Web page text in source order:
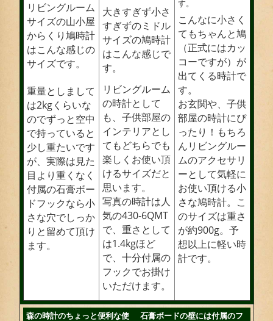
リビングルーム
サイズの山小屋
からくり鳩時計
はこんな感じの
サイズです。
重量としまして
は2kgくらいな
のでずっと空中
で持っていると
少し重たいです
が、実際は見た
目より重くなく
付属の石膏ボー
ドフックなら小
さな穴でしっか
りと留めて頂け
ます。
大きすぎず小さ
すぎずのミドル
サイズの鳩時計
はこんな感じで
す。
リビングルーム
の時計として
も、子供部屋の
インテリアとし
てもどちらでも
楽しくお使い頂
けるサイズだと
思います。
写真の時計は人
気の430-6QMT
で、重さとして
は1.4kgほど
で、十分付属の
フックでお掛け
いただけます。
す。
こんなに小さく
てもちゃんと鳩
（正式にはカッ
コーですが）が
出てくる時計で
す。
お玄関や、子供
部屋の時計にぴ
ったり！もちろ
んリビングルー
ムのアクセサリ
ーとして気軽に
お使い頂ける小
さな鳩時計。こ
のサイズは重さ
が約900g。予
想以上に軽い時
計です。
森の時計のちょっと便利な使
石膏ボードの壁には付属のフ